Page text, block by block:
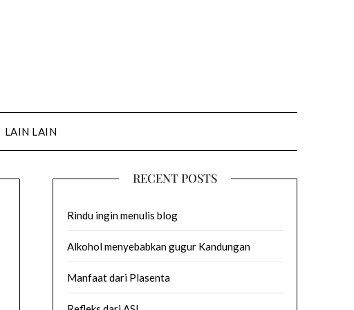
LAIN LAIN
RECENT POSTS
Rindu ingin menulis blog
Alkohol menyebabkan gugur Kandungan
Manfaat dari Plasenta